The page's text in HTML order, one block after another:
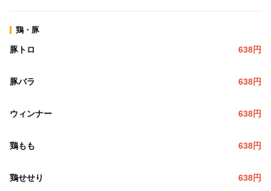
鶏・豚
豚トロ 638円
豚バラ 638円
ウィンナー 638円
鶏もも 638円
鶏せせり 638円